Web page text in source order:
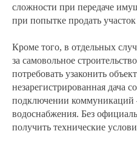
сложности при передаче
при попытке продать
Кроме того, в отдельных
за самовольное
потребовать узаконить
незарегистрированная дача
подключении коммуникаций
водоснабжения. Без
получить технические